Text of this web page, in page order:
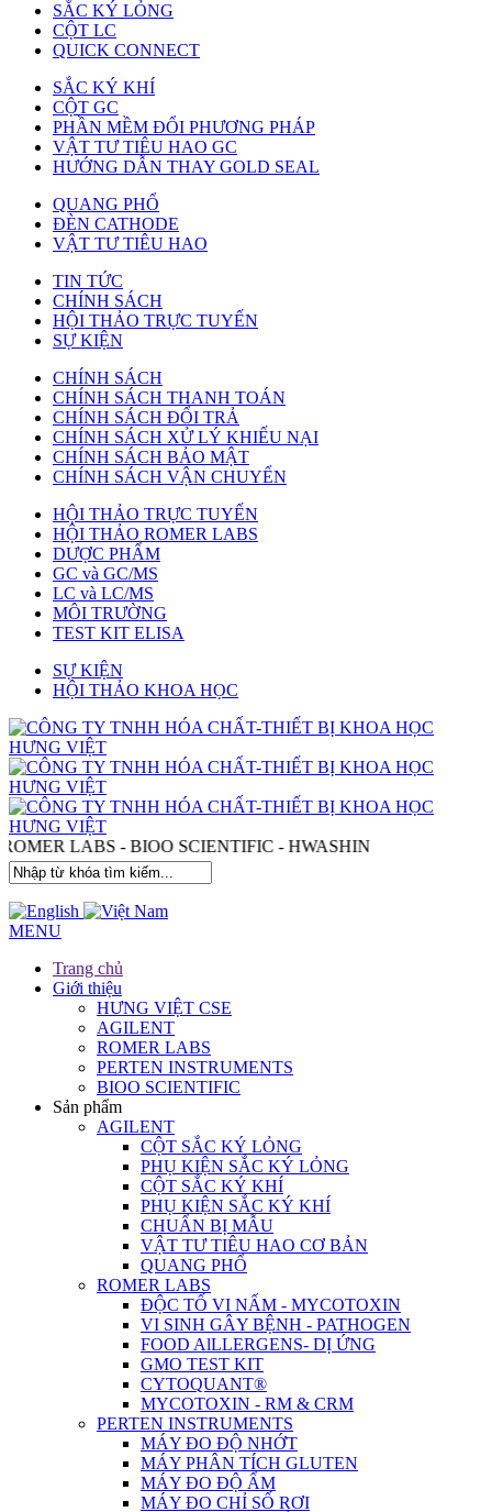
SẮC KÝ LỎNG
CỘT LC
QUICK CONNECT
SẮC KÝ KHÍ
CỘT GC
PHẦN MỀM ĐỔI PHƯƠNG PHÁP
VẬT TƯ TIÊU HAO GC
HƯỚNG DẪN THAY GOLD SEAL
QUANG PHỔ
ĐÈN CATHODE
VẬT TƯ TIÊU HAO
TIN TỨC
CHÍNH SÁCH
HỘI THẢO TRỰC TUYẾN
SỰ KIỆN
CHÍNH SÁCH
CHÍNH SÁCH THANH TOÁN
CHÍNH SÁCH ĐỔI TRẢ
CHÍNH SÁCH XỬ LÝ KHIẾU NẠI
CHÍNH SÁCH BẢO MẬT
CHÍNH SÁCH VẬN CHUYỂN
HỘI THẢO TRỰC TUYẾN
HỘI THẢO ROMER LABS
DƯỢC PHẨM
GC và GC/MS
LC và LC/MS
MÔI TRƯỜNG
TEST KIT ELISA
SỰ KIỆN
HỘI THẢO KHOA HỌC
ROMER LABS - BIOO SCIENTIFIC - HWASHIN
MENU
Trang chủ
Giới thiệu
HƯNG VIỆT CSE
AGILENT
ROMER LABS
PERTEN INSTRUMENTS
BIOO SCIENTIFIC
Sản phẩm
AGILENT
CỘT SẮC KÝ LỎNG
PHỤ KIỆN SẮC KÝ LỎNG
CỘT SẮC KÝ KHÍ
PHỤ KIỆN SẮC KÝ KHÍ
CHUẨN BỊ MẪU
VẬT TƯ TIÊU HAO CƠ BẢN
QUANG PHỔ
ROMER LABS
ĐỘC TỐ VI NẤM - MYCOTOXIN
VI SINH GÂY BỆNH - PATHOGEN
FOOD AlLLERGENS- DỊ ỨNG
GMO TEST KIT
CYTOQUANT®
MYCOTOXIN - RM & CRM
PERTEN INSTRUMENTS
MÁY ĐO ĐỘ NHỚT
MÁY PHÂN TÍCH GLUTEN
MÁY ĐO ĐỘ ẨM
MÁY ĐO CHỈ SỐ RƠI